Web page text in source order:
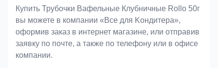
Купить Трубочки Вафельные Клубничные Rollo 50г
вы можете в компании «Bce для Koндитeрa»,
оформив заказ в интернет магазине, или отправив
заявку по почте, а также по телефону или в офисе
компании.